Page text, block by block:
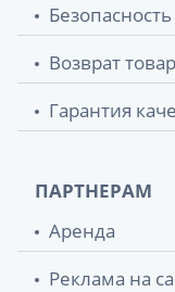
Возврат
Гарантия
ПАРТНЕРАМ
Аренда
Реклама на